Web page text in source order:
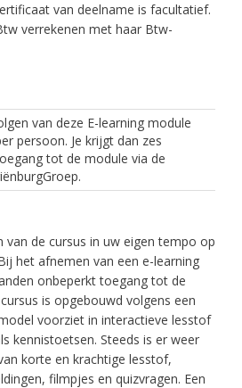
van deelname is facultatief.
verrekenen met haar Btw-
van deze E-learning module
persoon. Je krijgt dan zes
tot de module via de
van de cursus in uw eigen tempo op
het afnemen van een e-learning
onbeperkt toegang tot de
is opgebouwd volgens een
voorziet in interactieve lesstof
kennistoetsen. Steeds is er weer
korte en krachtige lesstof,
filmpjes en quizvragen. Een